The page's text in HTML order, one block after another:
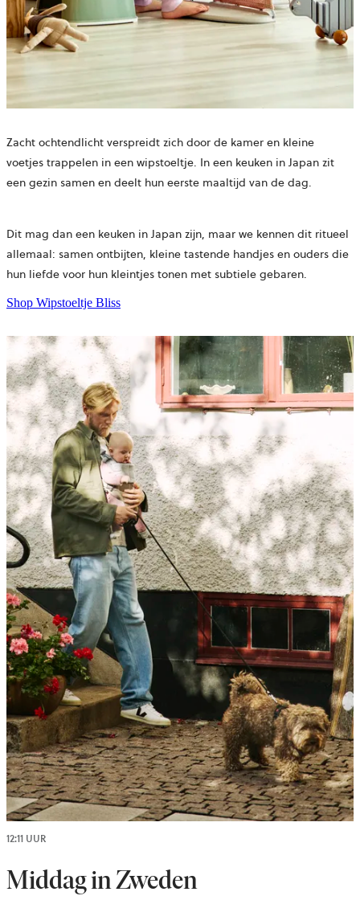
Zacht ochtendlicht verspreidt zich door de kamer en kleine
voetjes trappelen in een wipstoeltje. In een keuken in Japan zit
een gezin samen en deelt hun eerste maaltijd van de dag.
Dit mag dan een keuken in Japan zijn, maar we kennen dit ritueel
allemaal: samen ontbijten, kleine tastende handjes en ouders die
hun liefde voor hun kleintjes tonen met subtiele gebaren.
Shop Wipstoeltje Bliss
12:11 UUR
Middag in Zweden